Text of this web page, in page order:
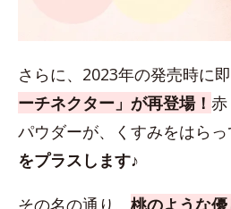
さらに、2023年の発売時に
ーチネクター」が再登場！
パウダーが、くすみをはらっ
をプラスします♪
その名の通り、 桃のような